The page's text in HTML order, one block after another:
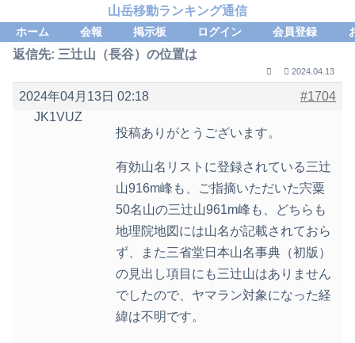
山岳移動ランキング通信
ホーム 会報 掲示板 ログイン 会員登録
返信先: 三辻山（長谷）の位置は
2024.04.13
2024年04月13日 02:18
#1704
JK1VUZ
投稿ありがとうございます。
有効山名リストに登録されている三辻
山916m峰も、ご指摘いただいた宍粟
50名山の三辻山961m峰も、どちらも
地理院地図には山名が記載されておら
ず、また三省堂日本山名事典（初版）
の見出し項目にも三辻山はありません
でしたので、ヤマラン対象になった経
緯は不明です。